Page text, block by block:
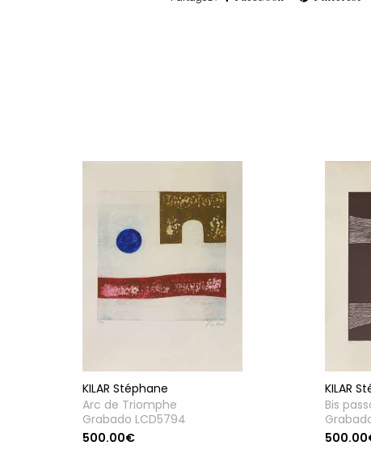
KILAR Stéphane
Arc de Triomphe
Grabado LCD5794
500.00€
KILAR
Bis